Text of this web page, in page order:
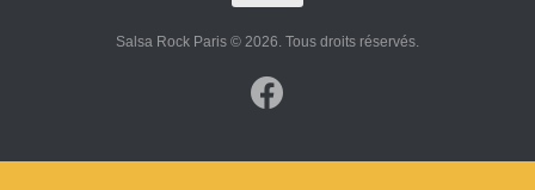
Salsa Rock Paris © 2026. Tous droits réservés.